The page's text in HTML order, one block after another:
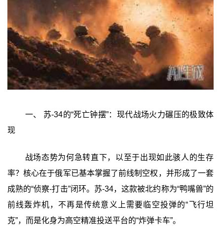
一、 苏-34的“死亡钟摆”：现代战场火力碾压的极致体
现
战场态势为何急转直下，以至于出现如此骇人的生存
率？核心在于俄军已基本掌握了前线制空权，并形成了一套
成熟的“侦察-打击”闭环。苏-34，这款被北约称为“鸭嘴兽”的
前线轰炸机，不再是传统意义上需要临空投弹的“飞行坦
克”，而是化身为高空精准投送平台的“炸弹卡车”。